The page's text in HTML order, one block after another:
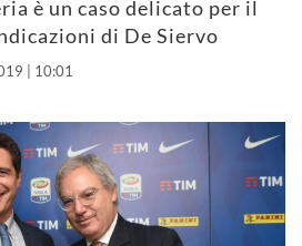
è un caso delicato per il
di De Siervo
| 10:01